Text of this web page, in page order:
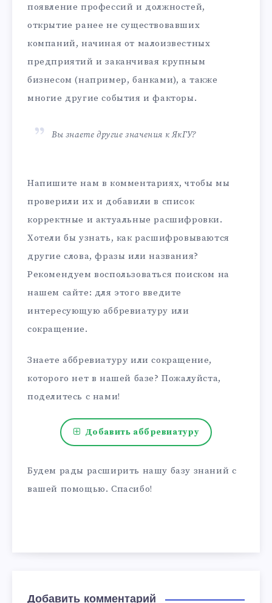
появление профессий и должностей,
открытие ранее не существовавших
компаний, начиная от малоизвестных
предприятий и заканчивая крупным
бизнесом (например, банками), а также
многие другие события и факторы.
Вы знаете другие значения к ЯкГУ?
Напишите нам в комментариях, чтобы мы
проверили их и добавили в список
корректные и актуальные расшифровки.
Хотели бы узнать, как расшифровываются
другие слова, фразы или названия?
Рекомендуем воспользоваться поиском на
нашем сайте: для этого введите
интересующую аббревиатуру или
сокращение.
Знаете аббревиатуру или сокращение,
которого нет в нашей базе? Пожалуйста,
поделитесь с нами!
Добавить аббревиатуру
Будем рады расширить нашу базу знаний с
вашей помощью. Спасибо!
Добавить комментарий